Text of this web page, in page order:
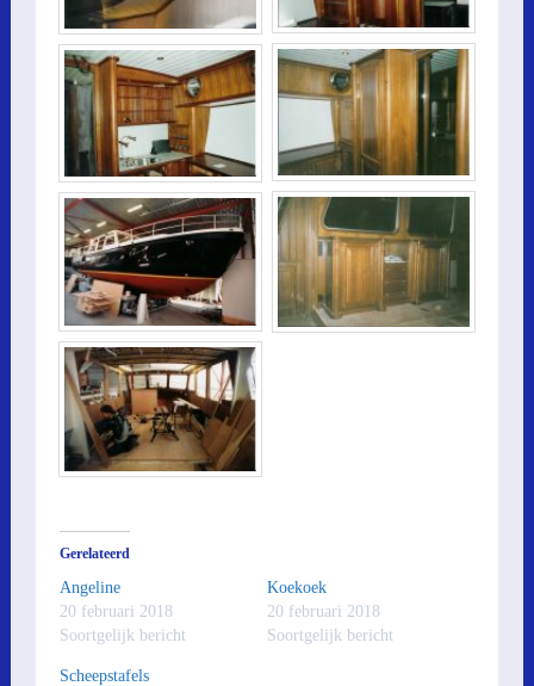
Gerelateerd
Angeline
20 februari 2018
Soortgelijk bericht
Koekoek
20 februari 2018
Soortgelijk bericht
Scheepstafels